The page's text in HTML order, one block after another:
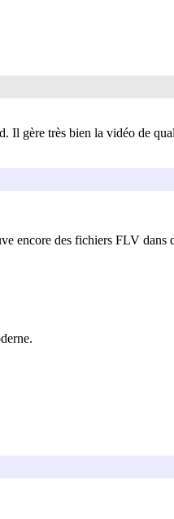
gère très bien la vidéo de
encore des fichiers FLV dans